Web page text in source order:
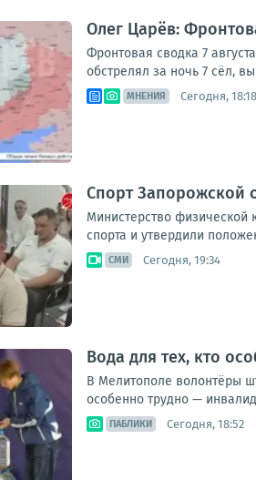
Олег Царёв:
Фронтовая сводка 7
обстрелял за ночь 7 сёл,
МНЕНИЯ Сегодня, 18:18
Спорт Запорожской
Министерство физической
спорта и утвердили
СМИ Сегодня, 19:34
Вода для тех, кто
В Мелитополе волонтёры
особенно трудно —
ПАБЛИКИ Сегодня, 18:52